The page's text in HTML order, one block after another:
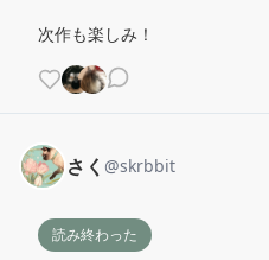
次作も楽しみ！
さく @skrbbit
読み終わった